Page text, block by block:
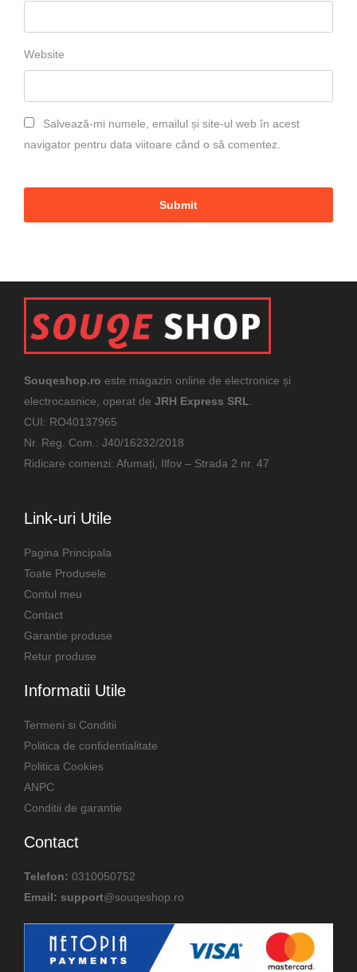
Website
Salvează-mi numele, emailul și site-ul web în acest
navigator pentru data viitoare când o să comentez.
Souqeshop.ro este magazin online de electronice și
electrocasnice, operat de JRH Express SRL
CUI: RO40137965
Nr. Reg. Com.: J40/16232/2018
Ridicare comenzi: Afumați, Ilfov – Strada 2 nr. 47
Link-uri Utile
Pagina Principala
Toate Produsele
Contul meu
Contact
Garantie produse
Retur produse
Informatii Utile
Termeni si Conditii
Politica de confidentialitate
Politica Cookies
ANPC
Conditii de garantie
Contact
Telefon: 0310050752
Email: support@souqeshop.ro